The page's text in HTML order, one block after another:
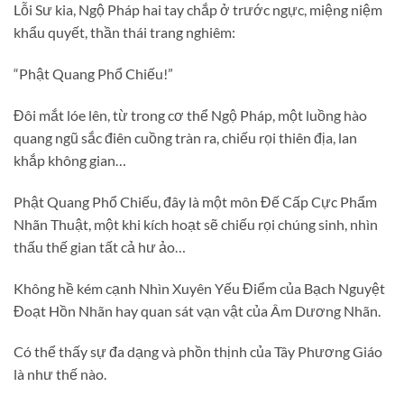
Lỗi Sư kia, Ngộ Pháp hai tay chắp ở trước ngực, miệng niệm
khẩu quyết, thần thái trang nghiêm:
“Phật Quang Phổ Chiếu!”
Đôi mắt lóe lên, từ trong cơ thể Ngộ Pháp, một luồng hào
quang ngũ sắc điên cuồng tràn ra, chiếu rọi thiên địa, lan
khắp không gian…
Phật Quang Phổ Chiếu, đây là một môn Đế Cấp Cực Phẩm
Nhãn Thuật, một khi kích hoạt sẽ chiếu rọi chúng sinh, nhìn
thấu thế gian tất cả hư ảo…
Không hề kém cạnh Nhìn Xuyên Yếu Điểm của Bạch Nguyệt
Đoạt Hồn Nhãn hay quan sát vạn vật của Âm Dương Nhãn.
Có thể thấy sự đa dạng và phồn thịnh của Tây Phương Giáo
là như thế nào.